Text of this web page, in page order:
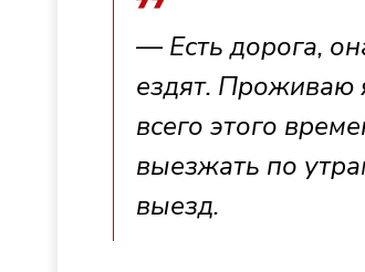
— Есть дорога,
ездят. Проживаю
всего этого
выезжать по
выезд.